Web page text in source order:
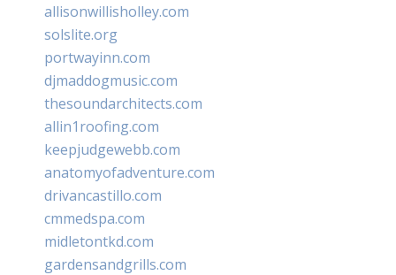
allisonwillisholley.com
solslite.org
portwayinn.com
djmaddogmusic.com
thesoundarchitects.com
allin1roofing.com
keepjudgewebb.com
anatomyofadventure.com
drivancastillo.com
cmmedspa.com
midletontkd.com
gardensandgrills.com